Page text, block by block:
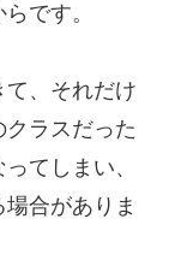
です。
、それだけ
ラスだった
てしまい、
合がありま